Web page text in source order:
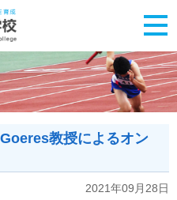
教授によるオン
2021年09月28日